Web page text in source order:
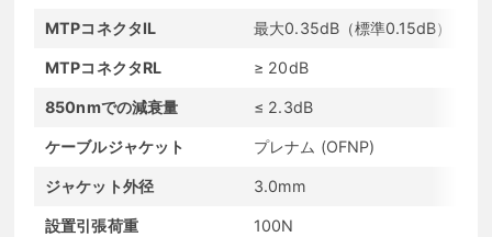
MTPコネクタIL 最大0.35dB（標準0.15dB）
MTPコネクタRL ≥ 20dB
850nmでの減衰量 ≤ 2.3dB
ケーブルジャケット プレナム (OFNP)
ジャケット外径 3.0mm
設置引張荷重 100N